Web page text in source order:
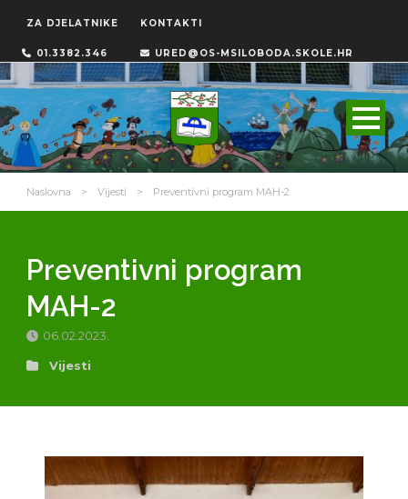
ZA DJELATNIKE KONTAKTI
01.3382.346 URED@OS-MSILOBODA.SKOLE.HR
Naslovna > Vijesti > Preventivni program MAH-2
Preventivni program
MAH-2
06.02.2023.
Vijesti